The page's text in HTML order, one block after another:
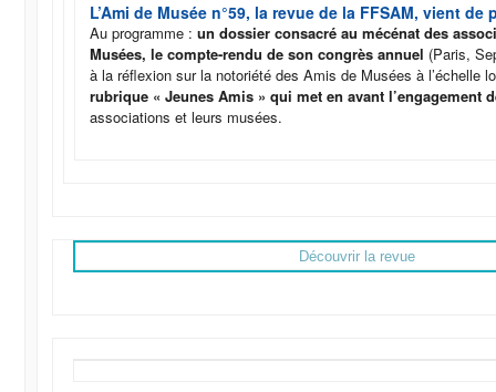
L’Ami de Musée n°59, la revue de la FFSAM, vient de
Au programme :un dossier consacré au mécénat des
Musées, le compte-rendu de son congrès annuel (Paris,
à la réflexion sur la notoriété des Amis de Musées à l’échelle
rubrique « Jeunes Amis » qui met en avant l’engagement
associations et leurs musées.
Découvrir la revue